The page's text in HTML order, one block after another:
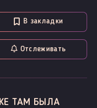
В закладки
Отслеживать
ТАМ БЫЛА